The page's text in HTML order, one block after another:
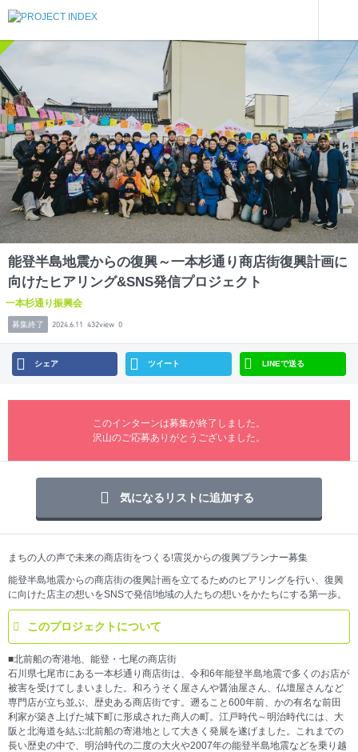
能登半島地震からの復興～一本杉通り商店街復興計画に
向けたヒアリング&SNS発信プロジェクト
一本杉通り振興会
募集終了 2024.6.11 432view 0
シェア ツイート LINEで送る
このインターンは募集が終了しました。
沢山のご応募ありがとうございました。
気になるリストに追加する
まちの人の声で未来の商店街をつくる!震災からの復興プランナー募集
能登半島地震からの商店街の復興計画を立てるためのヒアリングを行い、復興
に向けた店主の想いをSNSで発信!地域の人たちの想いをかたちにする第一歩。
このプロジェクトについて
■北前船の寄港地、能登・七尾の商店街
石川県七尾市にある一本杉通り商店街は、令和6年能登半島地震で多くのお店が
被害を受けてしまいました。和ろうそく屋さんや醤油屋さん、仏壇屋さんなど
専門店が立ち並ぶ、歴史ある商店街です。遡ること600年前、かの有名な前田
利家が築き上げた城下町に形成された商人の町。江戸時代～明治時代には、大
阪と北海道を結ぶ北前船の寄港地として大きく発展を遂げました。これまでの
長い歴史の中で、明治時代の二度の大火や2007年の能登半島地震などを乗り越